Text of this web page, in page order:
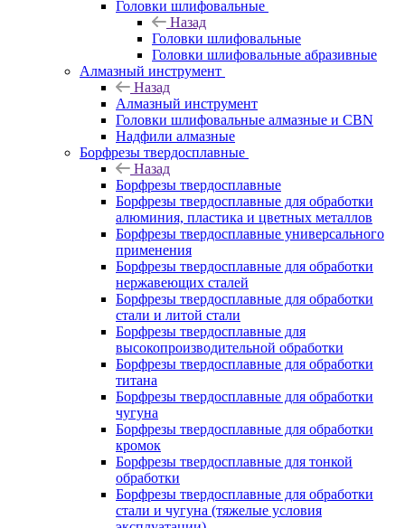
Головки шлифовальные
Назад
Головки шлифовальные
Головки шлифовальные абразивные
Алмазный инструмент
Назад
Алмазный инструмент
Головки шлифовальные алмазные и CBN
Надфили алмазные
Борфрезы твердосплавные
Назад
Борфрезы твердосплавные
Борфрезы твердосплавные для обработки
алюминия, пластика и цветных металлов
Борфрезы твердосплавные универсального
применения
Борфрезы твердосплавные для обработки
нержавеющих сталей
Борфрезы твердосплавные для обработки
стали и литой стали
Борфрезы твердосплавные для
высокопроизводительной обработки
Борфрезы твердосплавные для обработки
титана
Борфрезы твердосплавные для обработки
чугуна
Борфрезы твердосплавные для обработки
кромок
Борфрезы твердосплавные для тонкой
обработки
Борфрезы твердосплавные для обработки
стали и чугуна (тяжелые условия